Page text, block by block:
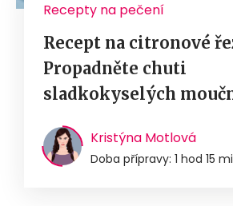
Recepty na pečení
Recept na citronové
Propadněte chuti
sladkokyselých
Kristýna Motlová
Doba přípravy: 1 hod 15